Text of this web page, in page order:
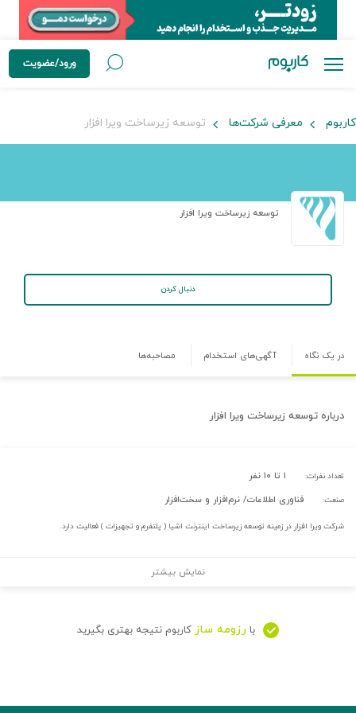
ورود/عضویت
کاربوم معرفی شرکت‌ها توسعه زیرساخت ویرا افزار
توسعه زیرساخت ویرا افزار
دنبال کردن
در یک نگاه آگهی‌های استخدام مصاحبه‌ها
درباره توسعه زیرساخت ویرا افزار
تعداد نفرات: ۱ تا ۱۰ نفر
صنعت: فناوری اطلاعات/ نرم‌افزار و سخت‌افزار
شرکت ویرا افزار در زمینه توسعه زیرساخت اینترنت اشیا ( پلتفرم و تجهیزات ) فعالیت دارد.
نمایش بیشتر
با رزومه ساز کاربوم نتیجه بهتری بگیرید